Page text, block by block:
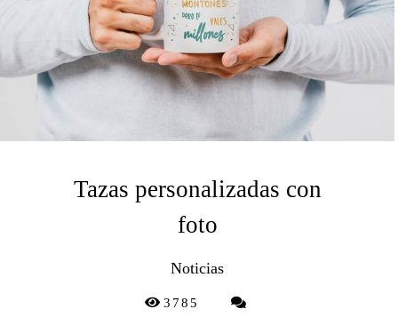
Tazas personalizadas con
foto
Noticias
3785